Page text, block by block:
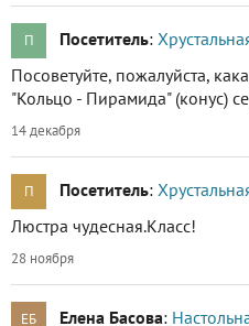
П Посетитель:
Посоветуйте, пожалуйста,
"Кольцо - Пирамида" (конус)
14 декабря
П Посетитель:
Люстра чудесная.Класс!
28 ноября
ЕБ Елена Басова: